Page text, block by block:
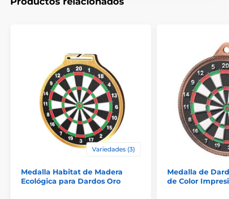
Variedades (3)
Medalla Habitat de Madera
Ecológica para Dardos Oro
Medalla de
de Color